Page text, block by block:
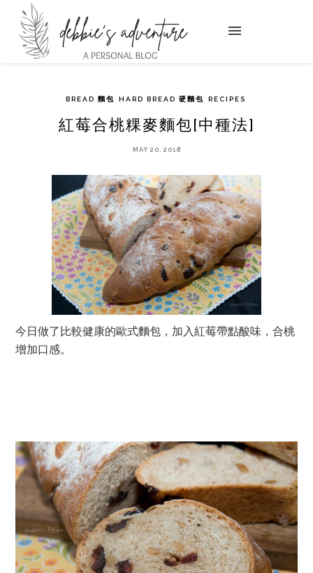
BREAD 麵包 HARD BREAD 硬麵包 RECIPES
紅莓合桃粿麥麵包[中種法]
MAY 20, 2018
今日做了比較健康的歐式麵包，加入紅莓帶點酸味，合桃
增加口感。